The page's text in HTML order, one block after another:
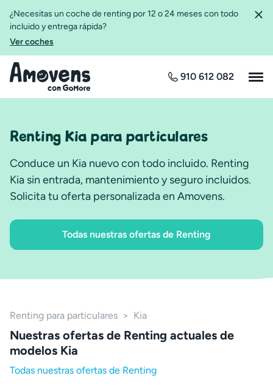
¿Necesitas un coche de renting por 12 o 24 meses con todo
incluido y entrega rápida?
Ver coches
910 612 082
Renting Kia para particulares
Conduce un Kia nuevo con todo incluido. Renting
Kia sin entrada, mantenimiento y seguro incluidos.
Solicita tu oferta personalizada en Amovens.
Todas nuestras ofertas de Renting
Renting para particulares > Kia
Nuestras ofertas de Renting actuales de
modelos Kia
Todas nuestras ofertas de Renting